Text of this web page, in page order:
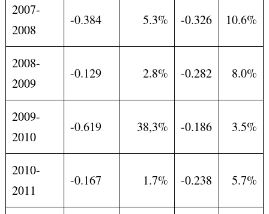
2007-
2008
-0.384 5.3% -0.326 10.6%
2008-
2009
-0.129 2.8% -0.282 8.0%
2009-
2010
-0.619 38,3% -0.186 3.5%
2010-
2011
-0.167 1.7% -0.238 5.7%